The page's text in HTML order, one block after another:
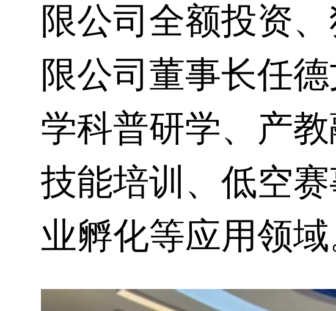
限公司全额投资
限公司董事长任
学科普研学、产
技能培训、低空
业孵化等应用领域